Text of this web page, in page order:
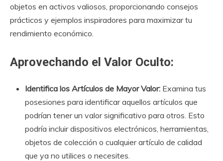
objetos en activos valiosos, proporcionando consejos
prácticos y ejemplos inspiradores para maximizar tu
rendimiento económico.
Aprovechando el Valor Oculto:
Identifica los Artículos de Mayor Valor: Examina tus
posesiones para identificar aquellos artículos que
podrían tener un valor significativo para otros. Esto
podría incluir dispositivos electrónicos, herramientas,
objetos de colección o cualquier artículo de calidad
que ya no utilices o necesites.